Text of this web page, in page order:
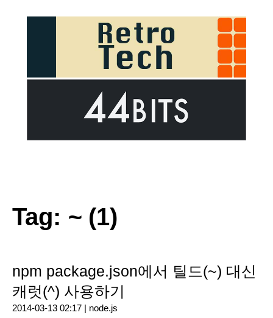
Tag: ~ (1)
npm package.json에서 틸드(~) 대신
캐럿(^) 사용하기
2014-03-13 02:17 | node.js